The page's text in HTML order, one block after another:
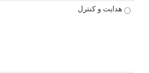
هدایت و کنترل